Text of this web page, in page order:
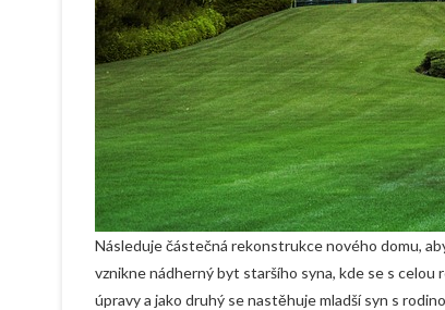
Následuje částečná rekonstrukce nového domu,
vznikne nádherný byt staršího syna, kde se s
úpravy a jako druhý se nastěhuje mladší syn s